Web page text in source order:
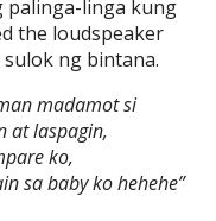
palinga-linga kung
the loudspeaker
ng bintana.
madamot si
at laspagin,
ko,
sa baby ko hehehe”